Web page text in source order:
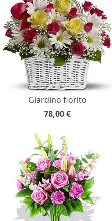
Giardino fiorito
78,00€